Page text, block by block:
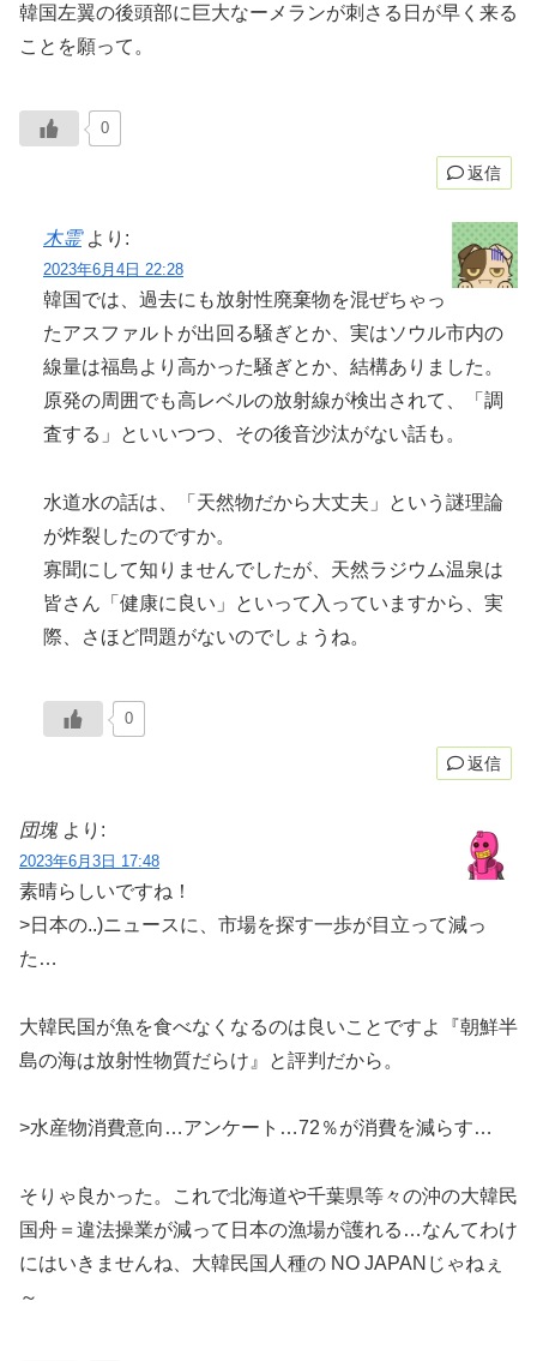
韓国左翼の後頭部に巨大なーメランが刺さる日が早く来る
ことを願って。
0
返信
木霊 より:
2023年6月4日 22:28
韓国では、過去にも放射性廃棄物を混ぜちゃっ
たアスファルトが出回る騒ぎとか、実はソウル市内の
線量は福島より高かった騒ぎとか、結構ありました。
原発の周囲でも高レベルの放射線が検出されて、「調
査する」といいつつ、その後音沙汰がない話も。
水道水の話は、「天然物だから大丈夫」という謎理論
が炸裂したのですか。
寡聞にして知りませんでしたが、天然ラジウム温泉は
皆さん「健康に良い」といって入っていますから、実
際、さほど問題がないのでしょうね。
0
返信
団塊 より:
2023年6月3日 17:48
素晴らしいですね！
>日本の..)ニュースに、市場を探す一歩が目立って減っ
た…
大韓民国が魚を食べなくなるのは良いことですよ『朝鮮半
島の海は放射性物質だらけ』と評判だから。
>水産物消費意向…アンケート…72％が消費を減らす…
そりゃ良かった。これで北海道や千葉県等々の沖の大韓民
国舟＝違法操業が減って日本の漁場が護れる…なんてわけ
にはいきませんね、大韓民国人種の NO JAPANじゃねぇ
～